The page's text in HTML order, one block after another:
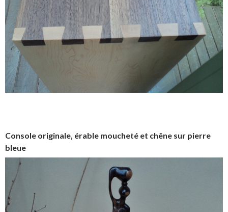
Console originale, érable moucheté et chêne sur pierre
bleue